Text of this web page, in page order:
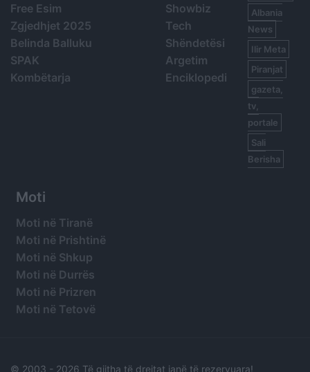
Free Esim
Zgjedhjet 2025
Belinda Balluku
SPAK
Kombëtarja
Showbiz
Tech
Shëndetësi
Argetim
Enciklopedi
Albania
News
Ilir Meta
Piranjat
gazeta,
tv,
portale
Sali
Berisha
Moti
Moti në Tiranë
Moti në Prishtinë
Moti në Shkup
Moti në Durrës
Moti në Prizren
Moti në Tetovë
© 2003 - 2026 Të gjitha të drejtat janë të rezervuara!